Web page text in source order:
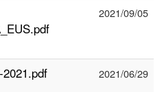
2021/09/05
2021/06/29